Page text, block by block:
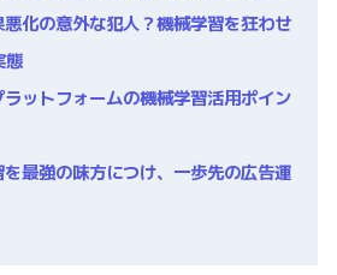
悪化の意外な犯人？機械学習を狂わせ
態
ラットフォームの機械学習活用ポイン
最強の味方につけ、一歩先の広告運